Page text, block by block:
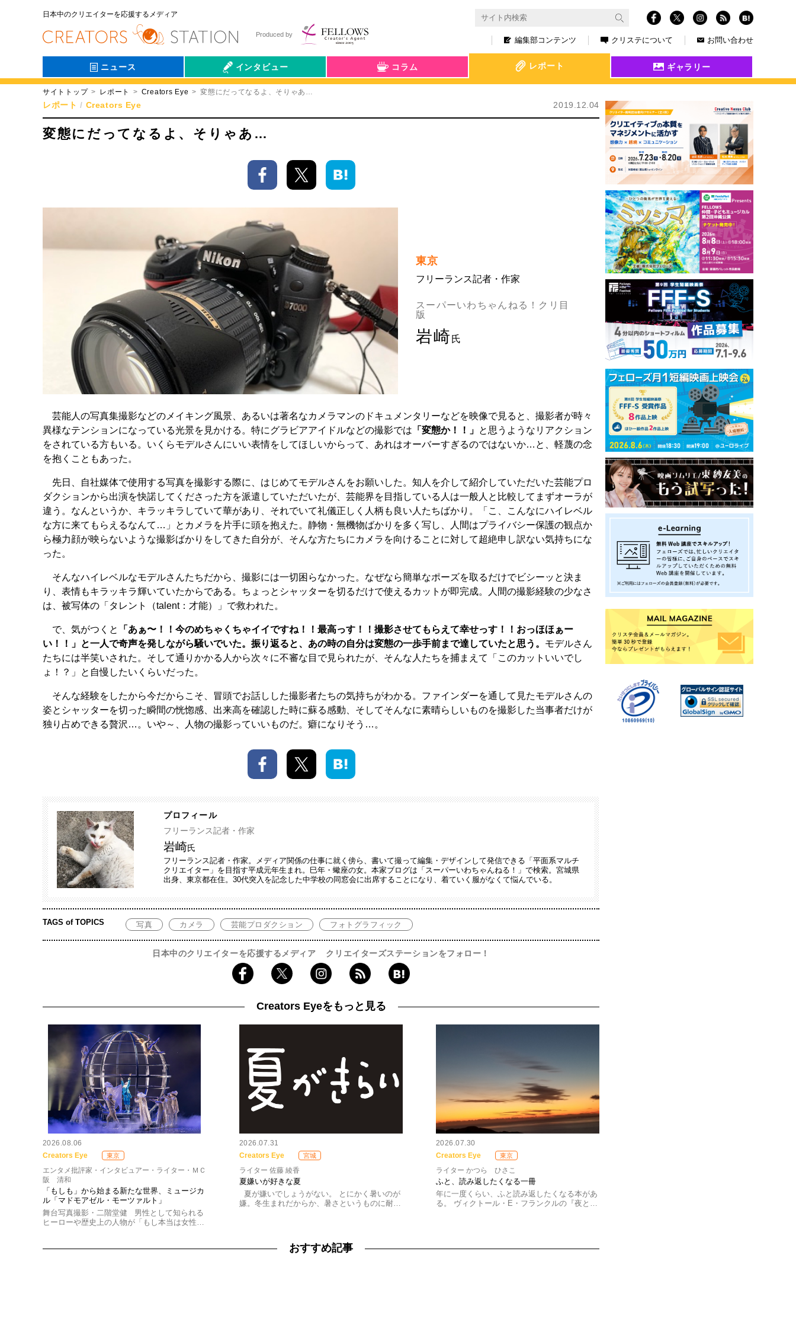
日本中のクリエイターを応援するメディア
編集部コンテンツ クリステについて お問い合わせ
Produced by
ニュース インタビュー
会社伝
コラム レポート ギャラリー
サイトトップ レポート Creators Eye 変態にだってなるよ、そりゃあ…
レポート Creators Eye 2019.12.04
変態にだってなるよ、そりゃあ…
東京
フリーランス記者・作家
スーパーいわちゃんねる！クリ目
版
岩崎 氏
芸能人の写真集撮影などのメイキング風景、あるいは著名なカメラマンのドキュメンタリーなどを映像で見ると、撮影者が時々
異様なテンションになっている光景を見かける。特にグラビアアイドルなどの撮影では 「変態か！！」 と思うようなリアクション
をされている方もいる。いくらモデルさんにいい表情をしてほしいからって、あれはオーバーすぎるのではないか…と、軽蔑の念
を抱くこともあった。
先日、自社媒体で使用する写真を撮影する際に、はじめてモデルさんをお願いした。知人を介して紹介していただいた芸能プロ
ダクションから出演を快諾してくださった方を派遣していただいたが、芸能界を目指している人は一般人と比較してまずオーラが
違う。なんというか、キラッキラしていて華があり、それでいて礼儀正しく人柄も良い人たちばかり。「こ、こんなにハイレベル
な方に来てもらえるなんて…」とカメラを片手に頭を抱えた。静物・無機物ばかりを多く写し、人間はプライバシー保護の観点か
ら極力顔が映らないような撮影ばかりをしてきた自分が、そんな方たちにカメラを向けることに対して超絶申し訳ない気持ちにな
った。
そんなハイレベルなモデルさんたちだから、撮影には一切困らなかった。なぜなら簡単なポーズを取るだけでビシーッと決ま
り、表情もキラッキラ輝いていたからである。ちょっとシャッターを切るだけで使えるカットが即完成。人間の撮影経験の少なさ
は、被写体の「タレント（talent：才能）」で救われた。
で、気がつくと
「あぁ〜！！今のめちゃくちゃイイですね！！最高っす！！撮影させてもらえて幸せっす！！おっほほぁー
い！！」と一人で奇声を発しながら騒いでいた。振り返ると、あの時の自分は変態の一歩手前まで達していたと思う。 モデルさん
たちには半笑いされた。そして通りかかる人から次々に不審な目で見られたが、そんな人たちを捕まえて「このカットいいでし
ょ！？」と自慢したいくらいだった。
そんな経験をしたから今だからこそ、冒頭でお話しした撮影者たちの気持ちがわかる。ファインダーを通して見たモデルさんの
姿とシャッターを切った瞬間の恍惚感、出来高を確認した時に蘇る感動、そしてそんなに素晴らしいものを撮影した当事者だけが
独り占めできる贅沢…。いや～、人物の撮影っていいものだ。癖になりそう…。
プロフィール
フリーランス記者・作家
岩崎氏
フリーランス記者・作家。メディア関係の仕事に就く傍ら、書いて撮って編集・デザインして発信できる「平面系マルチ
クリエイター」を目指す平成元年生まれ。巳年・蠍座の女。本家ブログは「スーパーいわちゃんねる！」で検索。宮城県
出身、東京都在住。30代突入を記念した中学校の同窓会に出席することになり、着ていく服がなくて悩んでいる。
TAGS of TOPICS 写真 カメラ 芸能プロダクション フォトグラフィック
日本中のクリエイターを応援するメディア クリエイターズステーションをフォロー！
Creators Eyeをもっと見る
2026.08.06
Creators Eye
東京
エンタメ批評家・インタビュアー・ライター・ＭＣ
阪 清和
「もしも」から始まる新たな世界、ミュージカ
ル「マドモアゼル・モーツァルト」
舞台写真撮影・二階堂健 男性として知られる
ヒーローや歴史上の人物が「もし本当は女性…
2026.07.31
Creators Eye
宮城
ライター 佐藤 綾香
夏嫌いが好きな夏
夏が嫌いでしょうがない。 とにかく暑いのが
嫌。冬生まれだからか、暑さというものに耐…
2026.07.30
Creators Eye
東京
ライター かつら ひさこ
ふと、読み返したくなる一冊
年に一度くらい、ふと読み返したくなる本があ
る。 ヴィクトール・E・フランクルの『夜と…
おすすめ記事